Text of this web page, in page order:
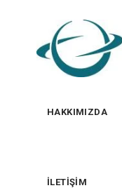
HAKKIMIZDA
İLETİŞİM